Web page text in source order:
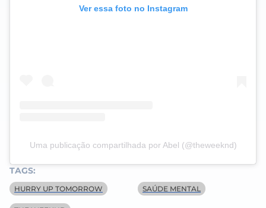
Ver essa foto no Instagram
Uma publicação compartilhada por Abel (@theweeknd)
TAGS:
HURRY UP TOMORROW SAÚDE MENTAL